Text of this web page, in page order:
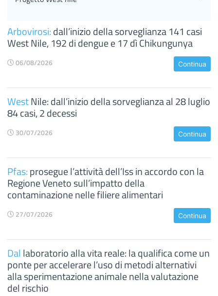
Arbovirosi:dall’inizio della sorveglianza 141 casi
West Nile, 192 di dengue e 17 dì Chikungunya
06/08/2026 Continua
WestNile: dall’inizio della sorveglianza al 28 luglio
84 casi, 2 decessi
30/07/2026 Continua
Pfas:prosegue l’attività dell’Iss in accordo con la
Regione Veneto sull’impatto della
contaminazione nelle filiere alimentari
27/07/2026 Continua
Dal laboratorio alla vita reale: la qualifica come un
ponte per accelerare l’uso di metodi alternativi
alla sperimentazione animale nella valutazione
del rischio